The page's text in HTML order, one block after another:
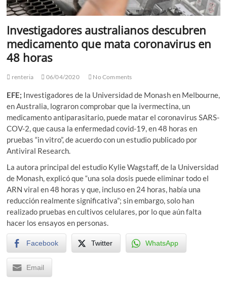
Investigadores australianos descubren
medicamento que mata coronavirus en
48 horas
renteria 06/04/2020 No Comments
EFE; Investigadores de la Universidad de Monash en Melbourne,
en Australia, lograron comprobar que la ivermectina, un
medicamento antiparasitario, puede matar el coronavirus SARS-
COV-2, que causa la enfermedad covid-19, en 48 horas en
pruebas “in vitro”, de acuerdo con un estudio publicado por
Antiviral Research.
La autora principal del estudio Kylie Wagstaff, de la Universidad
de Monash, explicó que “una sola dosis puede eliminar todo el
ARN viral en 48 horas y que, incluso en 24 horas, había una
reducción realmente significativa”; sin embargo, solo han
realizado pruebas en cultivos celulares, por lo que aún falta
hacer los ensayos en personas.
Facebook Twitter WhatsApp
Email